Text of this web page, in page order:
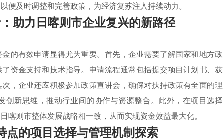
及时调整和完善政策，为经济复苏注入持续动力。
助力日喀则市企业复兴的新路径
金的有效申请显得尤为重要。首先，企业需要了解国家和地方政
了资金支持和技术指导。申请流程通常包括提交项目计划书、获
，企业还应积极参加政策宣讲会，确保对扶持政策有全面的理
新思维，推动行业间的协作与资源整合。此外，在项目选择
则市整体发展战略相一致，从而实现资金效益最大化。
点的项目选择与管理机制探索